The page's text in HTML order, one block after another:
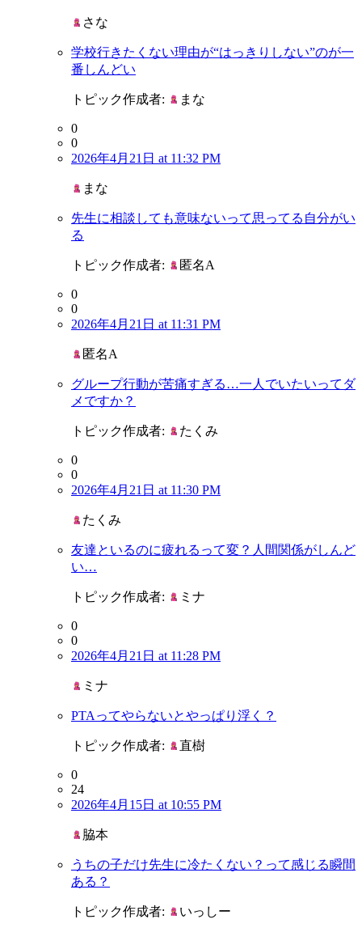
さな
学校行きたくない理由が“はっきりしない”のが一
番しんどい
トピック作成者: まな
0
0
2026年4月21日 at 11:32 PM
まな
先生に相談しても意味ないって思ってる自分がい
る
トピック作成者: 匿名A
0
0
2026年4月21日 at 11:31 PM
匿名A
グループ行動が苦痛すぎる…一人でいたいってダ
メですか？
トピック作成者: たくみ
0
0
2026年4月21日 at 11:30 PM
たくみ
友達といるのに疲れるって変？人間関係がしんど
い…
トピック作成者: ミナ
0
0
2026年4月21日 at 11:28 PM
ミナ
PTAってやらないとやっぱり浮く？
トピック作成者: 直樹
0
24
2026年4月15日 at 10:55 PM
脇本
うちの子だけ先生に冷たくない？って感じる瞬間
ある？
トピック作成者: いっしー